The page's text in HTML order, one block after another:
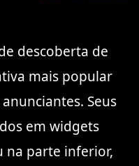
descoberta de
mais popular
Seus
em widgets
na parte inferior,